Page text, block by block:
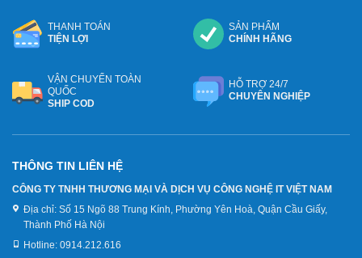
THANH TOÁN
TIỆN LỢI
SẢN PHẨM
CHÍNH HÃNG
VẬN CHUYỂN TOÀN
QUỐC
SHIP COD
HỖ TRỢ 24/7
CHUYÊN NGHIỆP
THÔNG TIN LIÊN HỆ
CÔNG TY TNHH THƯƠNG MẠI VÀ DỊCH VỤ CÔNG NGHỆ IT VIỆT NAM
Địa chỉ: Số 15 Ngõ 88 Trung Kính, Phường Yên Hoà, Quận Cầu Giấy,
Thành Phố Hà Nội
Hotline: 0914.212.616